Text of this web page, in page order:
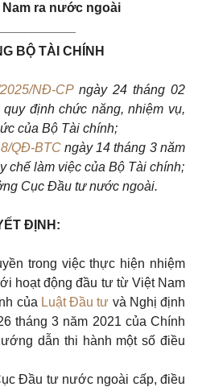
ra nước ngoài
BỘ TÀI CHÍNH
NĐ-CPngày 24 tháng 02
định chức năng, nhiệm vụ,
của Bộ Tài chính;
QĐ-BTCngày 14 tháng 3 năm
chế làm việc của Bộ Tài chính;
Cục Đầu tư nước ngoài.
ĐỊNH:
trong việc thực hiện nhiệm
hoạt động đầu tư từ Việt Nam
của Luật Đầu tư và Nghị định
tháng 3 năm 2021 của Chính
dẫn thi hành một số điều
Đầu tư nước ngoài cấp, điều